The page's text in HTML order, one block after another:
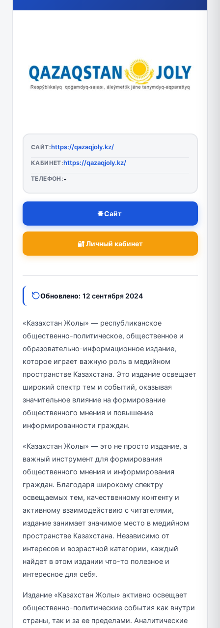
САЙТ:https://qazaqjoly.kz/
КАБИНЕТ:https://qazaqjoly.kz/
ТЕЛЕФОН:-
🌐 Сайт
🔐 Личный кабинет
Обновлено: 12 сентября 2024
«Казахстан Жолы» — республиканское
общественно-политическое, общественное и
образовательно-информационное издание,
которое играет важную роль в медийном
пространстве Казахстана. Это издание освещает
широкий спектр тем и событий, оказывая
значительное влияние на формирование
общественного мнения и повышение
информированности граждан.
«Казахстан Жолы» — это не просто издание, а
важный инструмент для формирования
общественного мнения и информирования
граждан. Благодаря широкому спектру
освещаемых тем, качественному контенту и
активному взаимодействию с читателями,
издание занимает значимое место в медийном
пространстве Казахстана. Независимо от
интересов и возрастной категории, каждый
найдет в этом издании что-то полезное и
интересное для себя.
Издание «Казахстан Жолы» активно освещает
общественно-политические события как внутри
страны, так и за ее пределами. Аналитические